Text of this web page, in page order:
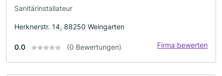
Sanitärinstallateur
Herknerstr. 14, 88250 Weingarten
0.0 (0 Bewertungen) Firma bewerten